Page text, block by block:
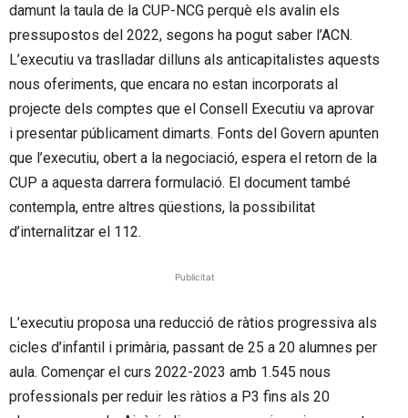
damunt la taula de la CUP-NCG perquè els avalin els
pressupostos del 2022, segons ha pogut saber l’ACN.
L’executiu va traslladar dilluns als anticapitalistes aquests
nous oferiments, que encara no estan incorporats al
projecte dels comptes que el Consell Executiu va aprovar
i presentar públicament dimarts. Fonts del Govern apunten
que l’executiu, obert a la negociació, espera el retorn de la
CUP a aquesta darrera formulació. El document també
contempla, entre altres qüestions, la possibilitat
d’internalitzar el 112.
Publicitat
L’executiu proposa una reducció de ràtios progressiva als
cicles d’infantil i primària, passant de 25 a 20 alumnes per
aula. Començar el curs 2022-2023 amb 1.545 nous
professionals per reduir les ràtios a P3 fins als 20